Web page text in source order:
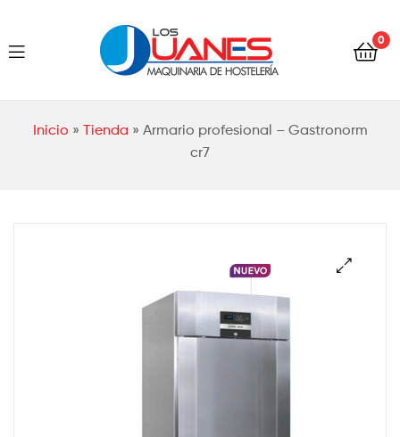
Los
0
Inicio » Tienda » Armario profesional – Gastronorm
cr7
Los